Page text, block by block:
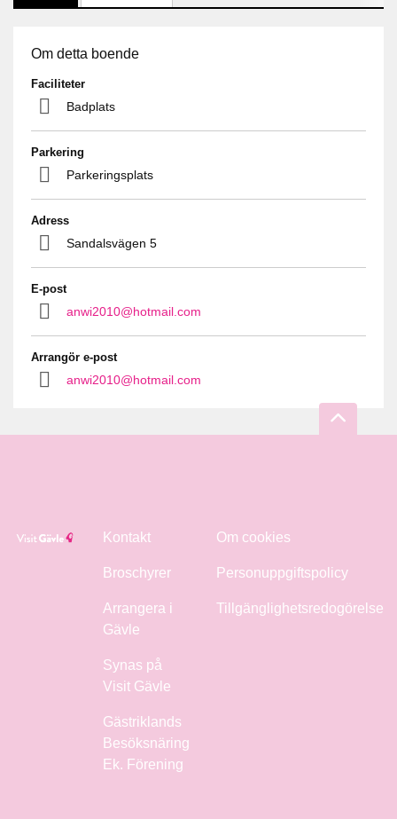
Om detta boende
Faciliteter
Badplats
Parkering
Parkeringsplats
Adress
Sandalsvägen 5
E-post
anwi2010@hotmail.com
Arrangör e-post
anwi2010@hotmail.com
Kontakt
Broschyrer
Arrangera i
Gävle
Synas på
Visit Gävle
Gästriklands
Besöksnäring
Ek. Förening
Om cookies
Personuppgiftspolicy
Tillgänglighetsredogörelse